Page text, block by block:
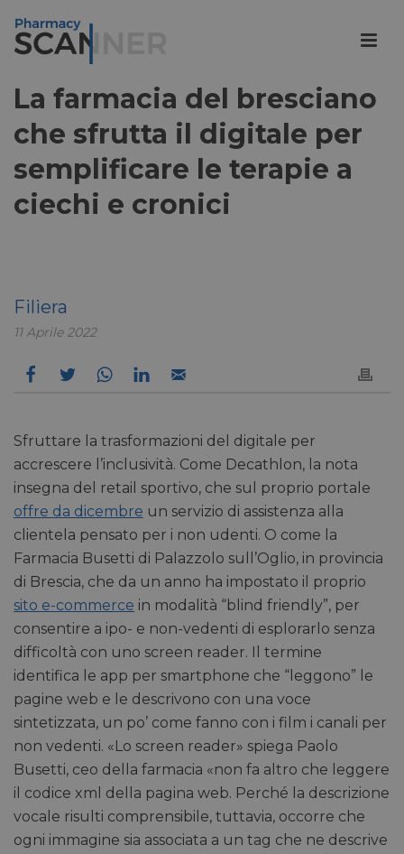
La farmacia del bresciano
che sfrutta il digitale per
semplificare le terapie a
ciechi e cronici
Filiera
11 Aprile 2022
Sfruttare la trasformazioni del digitale per
accrescere l’inclusività. Come Decathlon, la nota
insegna del retail sportivo, che sul proprio portale
offre da dicembre un servizio di assistenza alla
clientela pensato per i non udenti. O come la
Farmacia Busetti di Palazzolo sull’Oglio, in provincia
di Brescia, che da un anno ha impostato il proprio
sito e-commerce in modalità “blind friendly”, per
consentire a ipo- e non-vedenti di esplorarlo senza
difficoltà con uno screen reader. Il termine
identifica le app per smartphone che “leggono” le
pagine web e le descrivono con una voce
sintetizzata, un po’ come fanno con i film i canali per
non vedenti. «Lo screen reader» spiega Paolo
Busetti, ceo della farmacia «non fa altro che leggere
il codice xml della pagina web. Perché la descrizione
vocale risulti comprensibile, tuttavia, occorre che
ogni immagine sia associata a un tag che ne descrive